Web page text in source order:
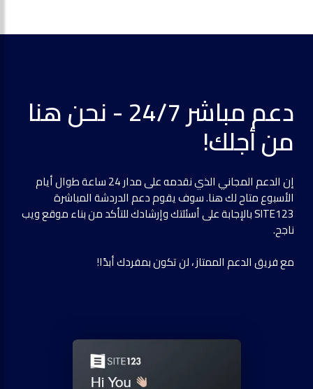
دعم مباشر 24/7 - نحن هنا
من أجلك!
إن الدعم المجاني الذي نقدمه على مدار 24 ساعة طوال أيام
الأسبوع متاح لك هنا. سوف يقوم دعم الدردشة المباشرة
SITE123 بالإجابة على أسئلتك وإرشادك للتأكد من بناء موقع ويب
ناجح.
مع فريق الدعم الممتاز ، لن تكون بمفردك أبدًا!